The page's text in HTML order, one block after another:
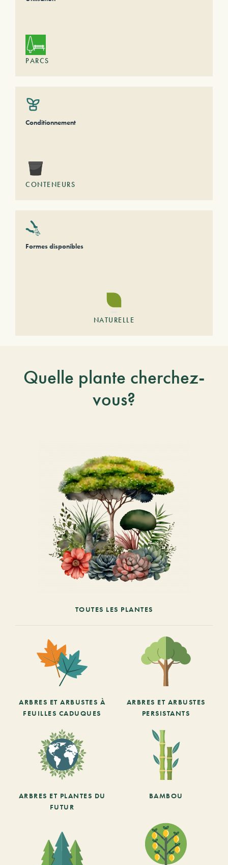
PARCS
Conditionnement
CONTENEURS
Formes disponibles
NATURELLE
Quelle plante cherchez-
vous?
TOUTES LES PLANTES
ARBRES ET ARBUSTES À
FEUILLES CADUQUES
ARBRES ET ARBUSTES
PERSISTANTS
ARBRES ET PLANTES DU
FUTUR
BAMBOU